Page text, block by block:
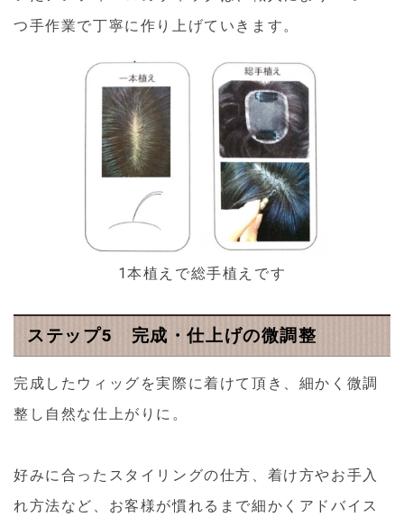
つ手作業で丁寧に作り上げていきます。
1本植えで総手植えです
ステップ5 完成・仕上げの微調整
完成したウィッグを実際に着けて頂き、細かく微調
整し自然な仕上がりに。
好みに合ったスタイリングの仕方、着け方やお手入
れ方法など、お客様が慣れるまで細かくアドバイス